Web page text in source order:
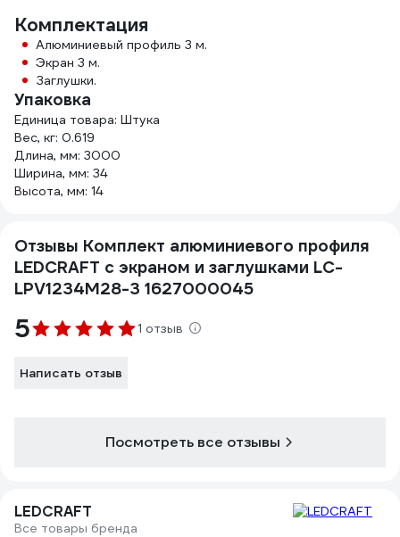
Комплектация
Алюминиевый профиль 3 м.
Экран 3 м.
Заглушки.
Упаковка
Единица товара: Штука
Вес, кг: 0.619
Длина, мм: 3000
Ширина, мм: 34
Высота, мм: 14
Отзывы Комплект алюминиевого профиля
LEDCRAFT с экраном и заглушками LC-
LPV1234M28-3 1627000045
5 1 отзыв
Написать отзыв
Посмотреть все отзывы
LEDCRAFT
Все товары бренда